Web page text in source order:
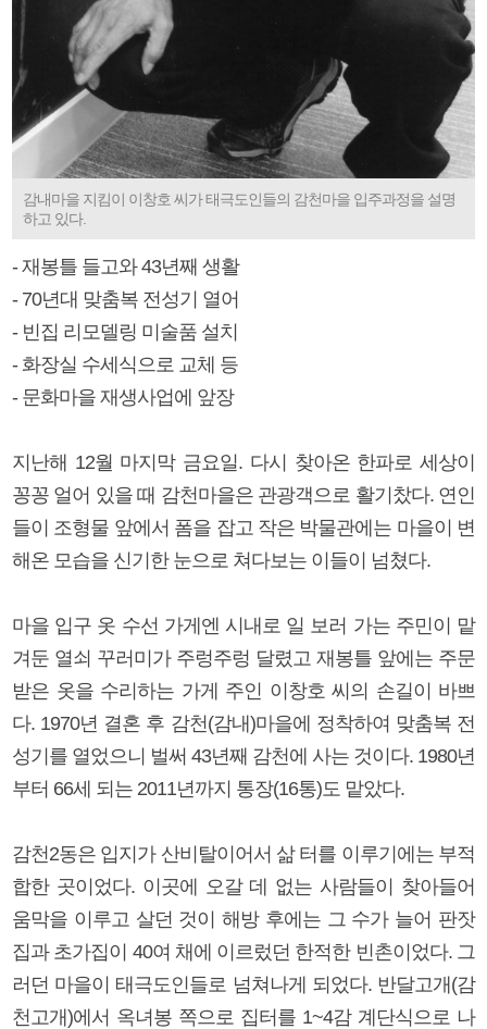
감내마을 지킴이 이창호 씨가 태극도인들의 감천마을 입주과정을 설명
하고 있다.
- 재봉틀 들고와 43년째 생활
- 70년대 맞춤복 전성기 열어
- 빈집 리모델링 미술품 설치
- 화장실 수세식으로 교체 등
- 문화마을 재생사업에 앞장
지난해 12월 마지막 금요일. 다시 찾아온 한파로 세상이
꽁꽁 얼어 있을 때 감천마을은 관광객으로 활기찼다. 연인
들이 조형물 앞에서 폼을 잡고 작은 박물관에는 마을이 변
해온 모습을 신기한 눈으로 쳐다보는 이들이 넘쳤다.
마을 입구 옷 수선 가게엔 시내로 일 보러 가는 주민이 맡
겨둔 열쇠 꾸러미가 주렁주렁 달렸고 재봉틀 앞에는 주문
받은 옷을 수리하는 가게 주인 이창호 씨의 손길이 바쁘
다. 1970년 결혼 후 감천(감내)마을에 정착하여 맞춤복 전
성기를 열었으니 벌써 43년째 감천에 사는 것이다. 1980년
부터 66세 되는 2011년까지 통장(16통)도 맡았다.
감천2동은 입지가 산비탈이어서 삶 터를 이루기에는 부적
합한 곳이었다. 이곳에 오갈 데 없는 사람들이 찾아들어
움막을 이루고 살던 것이 해방 후에는 그 수가 늘어 판잣
집과 초가집이 40여 채에 이르렀던 한적한 빈촌이었다. 그
러던 마을이 태극도인들로 넘쳐나게 되었다. 반달고개(감
천고개)에서 옥녀봉 쪽으로 집터를 1~4감 계단식으로 나